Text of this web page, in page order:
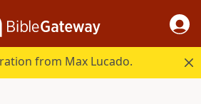
from Max Lucado.